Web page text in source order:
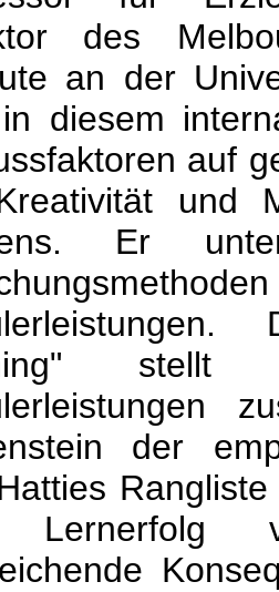
des
an der
diesem
auf
und
Er
stellt
der
Lernerfolg